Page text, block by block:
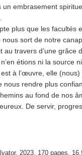
embrasement
plus que les facultés
nous sort de notre
travers d’une grâce
étions ni la source
à l’œuvre, elle
rendre plus
au fond de nos
De servir,
2023, 170 pages,